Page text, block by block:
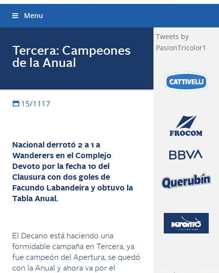
Menu
Tercera: Campeones
de la Anual
15/1117
Nacional derrotó 2 a 1 a
Wanderers en el Complejo
Devoto por la fecha 10 del
Clausura con dos goles de
Facundo Labandeira y obtuvo la
Tabla Anual.
El Decano está haciendo una
formidable campaña en Tercera, ya
fue campeón del Apertura, se quedó
con la Anual y ahora va por el
Tweets by
PasionTricolor1